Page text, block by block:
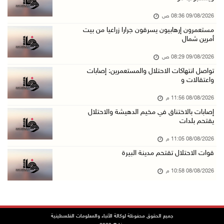
08/آب/2026 09:33 م
الاحتلال يقتحم قرية المغير شمال شرق رام الله
الاحتلال يقتحم كوبر شمال رام الله
08/آب/2026 08:27 م
إصابات بالاختناق خلال مواجهات مع الاحتلال في ...
مستعمرون يقتحمون بلدة بيت عور التحتا وقرية جل ...
09/08/2026 08:36 ص
مستعمرون إرهابيون يسرقون جرارا زراعيا من بيت
أمرين شمال
09/08/2026 08:29 ص
تواصل انتهاكات الاحتلال والمستعمرين: إصابات
واعتقالات و
08/08/2026 11:56 م
إصابات بالاختناق في مخيم الدهيشة والاحتلال
يقتحم بلدات
08/08/2026 11:05 م
قوات الاحتلال تقتحم مدينة البيرة
08/08/2026 10:58 م
جميع الحقوق محفوظة لوكالة الأنباء والمعلومات الفلسطينية